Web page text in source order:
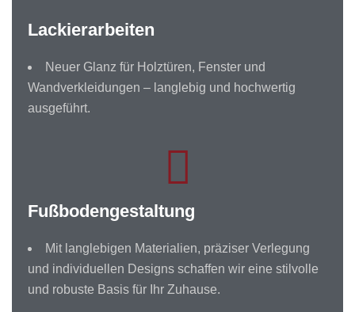
Lackierarbeiten
Neuer Glanz für Holztüren, Fenster und
Wandverkleidungen – langlebig und hochwertig
ausgeführt.
Fußbodengestaltung
Mit langlebigen Materialien, präziser Verlegung
und individuellen Designs schaffen wir eine stilvolle
und robuste Basis für Ihr Zuhause.